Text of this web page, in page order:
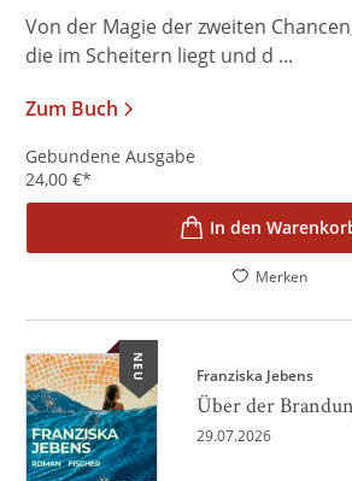
Von der Magie der zweiten
die im Scheitern liegt und d ...
Zum Buch
Gebundene Ausgabe
24,00 €*
In den
Merken
NEU Franziska Jebens
Über der
29.07.2026